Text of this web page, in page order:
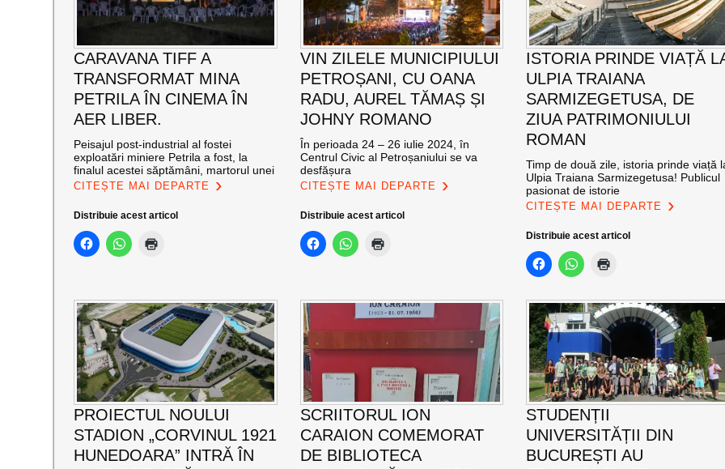
CARAVANA TIFF A
TRANSFORMAT MINA
PETRILA ÎN CINEMA ÎN
AER LIBER.
Peisajul post-industrial al fostei
exploatări miniere Petrila a fost, la
finalul acestei săptămâni, martorul unei
CITEȘTE MAI DEPARTE
Distribuie acest articol
VIN ZILELE MUNICIPIULUI
PETROȘANI, CU OANA
RADU, AUREL TĂMAȘ ȘI
JOHNY ROMANO
În perioada 24 – 26 iulie 2024, în
Centrul Civic al Petroșaniului se va
desfășura
CITEȘTE MAI DEPARTE
Distribuie acest articol
ISTORIA PRINDE VIAȚĂ
ULPIA TRAIANA
SARMIZEGETUSA, DE
ZIUA PATRIMONIULUI
ROMAN
Timp de două zile, istoria prinde viață
Ulpia Traiana Sarmizegetusa! Publicul
pasionat de istorie
CITEȘTE MAI DEPARTE
Distribuie acest articol
PROIECTUL NOULUI
STADION „CORVINUL 1921
HUNEDOARA” INTRĂ ÎN
SCRIITORUL ION
CARAION COMEMORAT
DE BIBLIOTECA
STUDENȚII
UNIVERSITĂȚII DIN
BUCUREȘTI AU